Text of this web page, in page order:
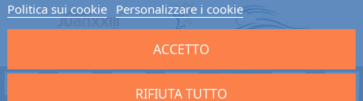
Politica sui cookie Personalizzare i cookie
RIFIUTA TUTTO
ACCETTO